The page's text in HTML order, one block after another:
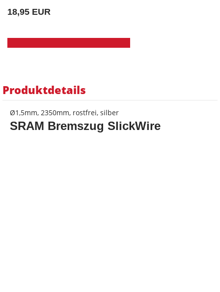
18,95 EUR
Produktdetails
Ø1,5mm, 2350mm, rostfrei, silber
SRAM Bremszug SlickWire